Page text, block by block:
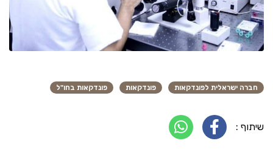
חברה ישראלית לפונדקאות פונדקאות פונדקאות בחו"ל
שיתוף :